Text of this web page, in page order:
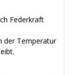
Federkraft
der Temperatur